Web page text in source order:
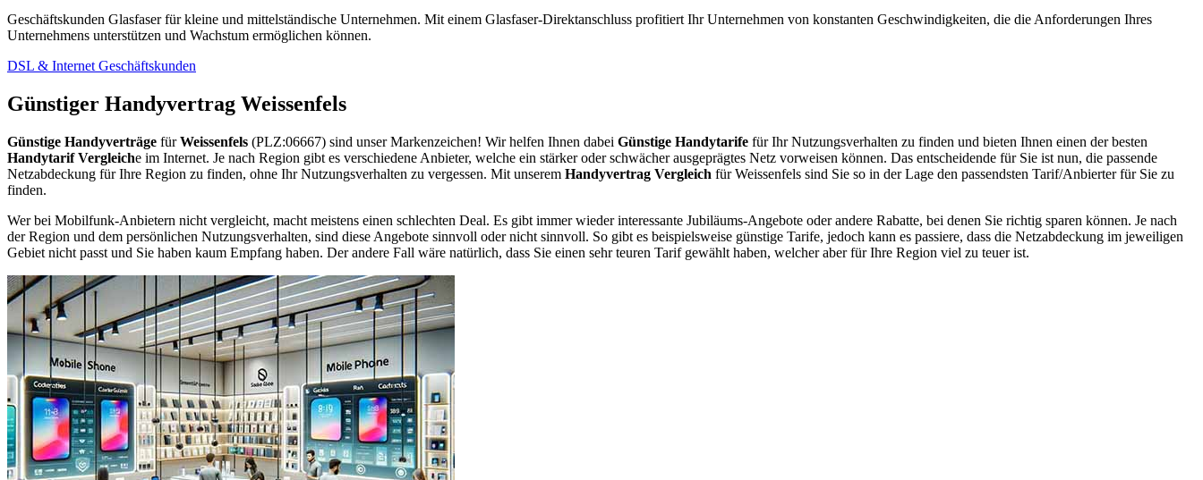
Geschäftskunden Glasfaser für kleine und mittelständische Unternehmen. Mit einem Glasfaser-Direktanschluss profitiert Ihr Unternehmen von konstanten Geschwindigkeiten, die die Anforderungen Ihres
Unternehmens unterstützen und Wachstum ermöglichen können.
DSL & Internet Geschäftskunden
Günstiger Handyvertrag Weissenfels
Günstige Handyverträge fürWeissenfels (PLZ:06667) sind unser Markenzeichen! Wir helfen Ihnen dabei Günstige Handytarife für Ihr Nutzungsverhalten zu finden und bieten Ihnen einen der besten
Handytarif Vergleiche im Internet. Je nach Region gibt es verschiedene Anbieter, welche ein stärker oder schwächer ausgeprägtes Netz vorweisen können. Das entscheidende für Sie ist nun, die passende
Netzabdeckung für Ihre Region zu finden, ohne Ihr Nutzungsverhalten zu vergessen. Mit unserem Handyvertrag Vergleich für Weissenfels sind Sie so in der Lage den passendsten Tarif/Anbierter für Sie zu
finden.
Wer bei Mobilfunk-Anbietern nicht vergleicht, macht meistens einen schlechten Deal. Es gibt immer wieder interessante Jubiläums-Angebote oder andere Rabatte, bei denen Sie richtig sparen können. Je nach
der Region und dem persönlichen Nutzungsverhalten, sind diese Angebote sinnvoll oder nicht sinnvoll. So gibt es beispielsweise günstige Tarife, jedoch kann es passiere, dass die Netzabdeckung im jeweiligen
Gebiet nicht passt und Sie haben kaum Empfang haben. Der andere Fall wäre natürlich, dass Sie einen sehr teuren Tarif gewählt haben, welcher aber für Ihre Region viel zu teuer ist.